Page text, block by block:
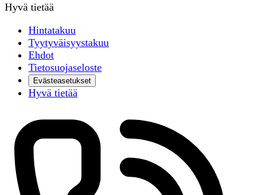
Hyvä tietää
Hintatakuu
Tyytyväisyystakuu
Ehdot
Tietosuojaseloste
Evästeasetukset
Hyvä tietää